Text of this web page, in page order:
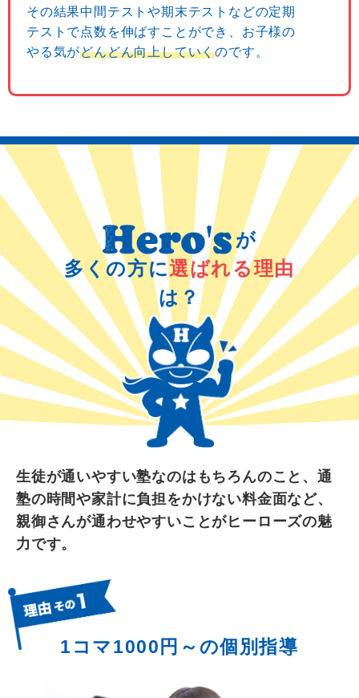
その結果中間テストや期末テストなどの定期
テストで点数を伸ばすことができ、お子様の
やる気がどんどん向上していくのです。
が
多くの方に選ばれる理由
は？
生徒が通いやすい塾なのはもちろんのこと、通
塾の時間や家計に負担をかけない料金面など、
親御さんが通わせやすいことがヒーローズの魅
力です。
1コマ1000円～の個別指導